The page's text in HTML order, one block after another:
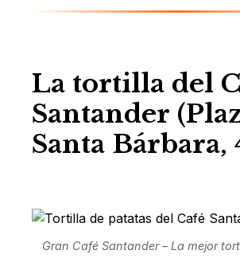
La tortilla del
Santander
Santa Bárbara,
Gran Café Santander – La mejor